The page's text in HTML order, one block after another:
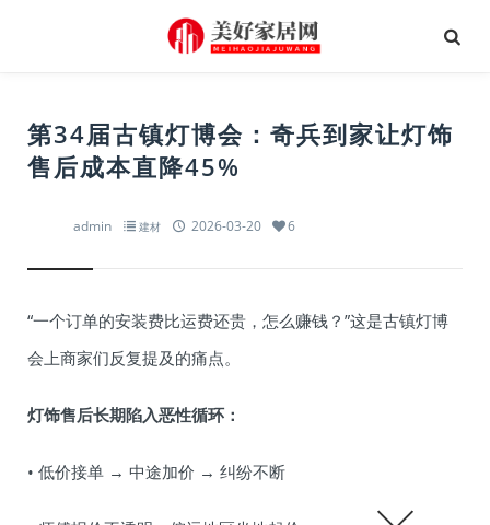
第34届古镇灯博会：奇兵到家让灯饰
售后成本直降45%
admin 建材 2026-03-20 6
“一个订单的安装费比运费还贵，怎么赚钱？”这是古镇灯博
会上商家们反复提及的痛点。
灯饰售后长期陷入恶性循环：
• 低价接单 → 中途加价 → 纠纷不断